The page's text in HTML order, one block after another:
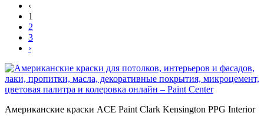
‹
1
2
3
›
Американские краски ACE Paint Clark Kensington PPG Interior